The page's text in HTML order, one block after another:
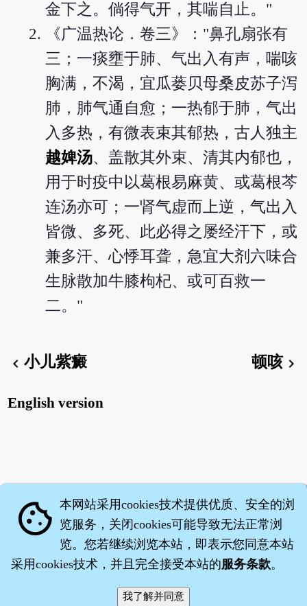
金下之。倘得气开，其喘自止。"
《广温热论．卷三》："鼻孔扇张有
三；一痰壅于肺、气出入有声，喘咳
胸满，不渴，宜瓜蒌贝母桑皮苏子泻
肺，肺气通自愈；一热郁于肺，气出
入多热，有微表束其郁热，古人独主
越婢汤、盖散其外束、清其内郁也，
用于时疫中以葛根易麻黄、或葛根芩
连汤亦可；一肾气虚而上逆，气出入
皆微、多死、此必得之屡经汗下，或
兼多汗、心悸耳聋，急宜大剂六味合
生脉散加牛膝枸杞、或可百救一
二。"
chevron_left小儿紫癜 顿咳 chevron_right
English version
·沈药子©2008～2026
cookie 本网站采用cookies技术提供优质、安全的浏
览服务，关闭cookies可能导致无法正常浏
览。您若继续浏览本站，即表示您同意本站
采用cookies技术，并且完全接受本站的服务条款。